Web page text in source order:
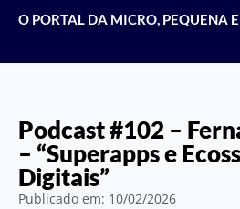
O PORTAL DA MICRO, PEQUENA
Podcast #102 –
– “Superapps e
Digitais”
Publicado em: 10/02/2026